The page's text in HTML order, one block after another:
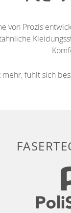
von Prozis
fühlt sich